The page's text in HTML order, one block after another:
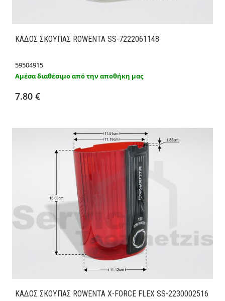
ΚΑΔΟΣ ΣΚΟΥΠΑΣ ROWENTA SS-7222061148
59504915
Αμέσα διαθέσιμο από την αποθήκη μας
7.80 €
Προσθήκη στο καλάθι
ΚΑΔΟΣ ΣΚΟΥΠΑΣ ROWENTA X-FORCE FLEX SS-2230002516